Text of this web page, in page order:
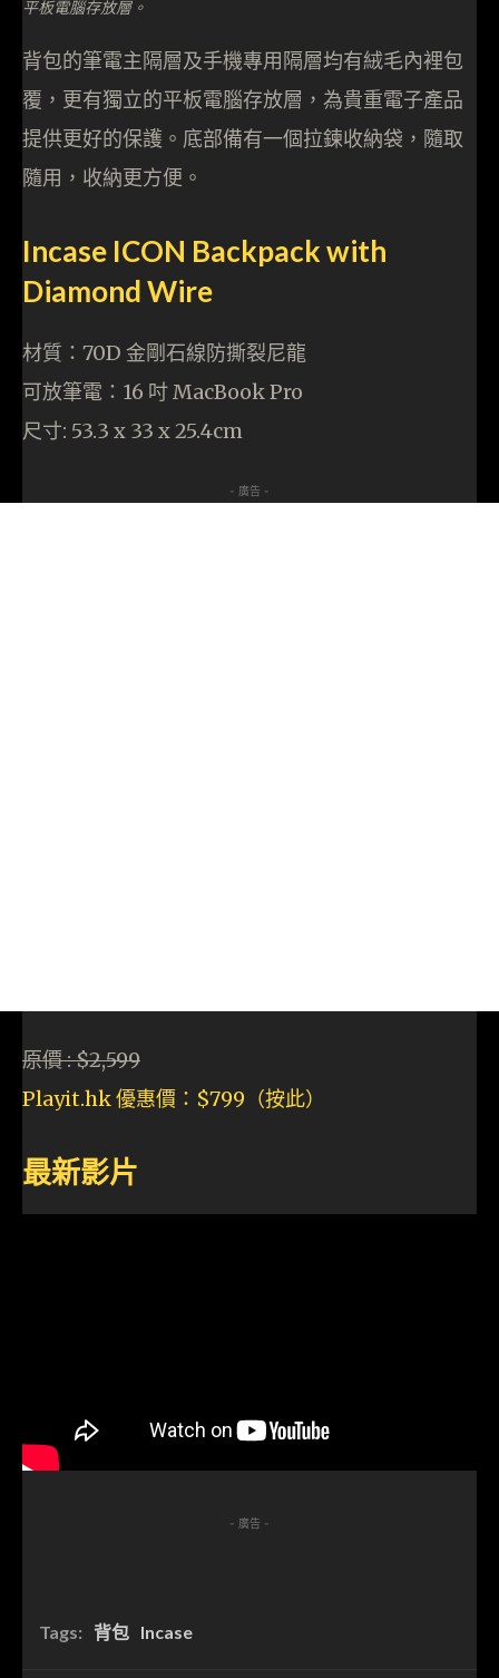
平板電腦存放層。
背包的筆電主隔層及手機專用隔層均有絨毛內裡包
覆，更有獨立的平板電腦存放層，為貴重電子產品
提供更好的保護。底部備有一個拉鍊收納袋，隨取
隨用，收納更方便。
Incase ICON Backpack with
Diamond Wire
材質：70D 金剛石線防撕裂尼龍
可放筆電：16 吋 MacBook Pro
尺寸: 53.3 x 33 x 25.4cm
- 廣告 -
原價 : $2,599
Playit.hk 優惠價：$799 （按此）
最新影片
- 廣告 -
Tags: 背包 Incase